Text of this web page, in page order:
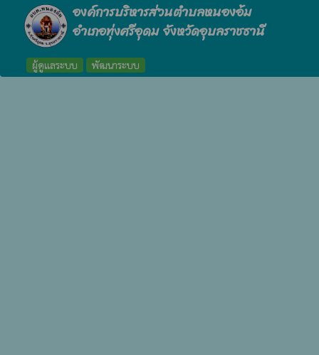
องค์การบริหารส่วนตำบลหนองอ้ม
อำเภอทุ่งศรีอุดม จังหวัดอุบลราชธานี
ผู้ดูแลระบบ พัฒนาระบบ